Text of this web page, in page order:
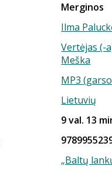
Merginos
Ilma
Vertėjas (-
Meška
MP3
Lietuvių
9 val. 13
„Baltų